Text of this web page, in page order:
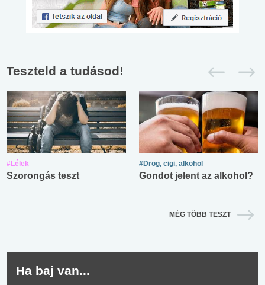
Teszteld a tudásod!
#Lélek
Szorongás teszt
#Drog, cigi, alkohol
Gondot jelent az alkohol?
MÉG TÖBB TESZT
Ha baj van...